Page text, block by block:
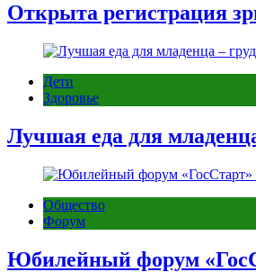
Открыта регистрация
Дети
Здоровье
Лучшая еда для
Общество
Форум
Юбилейный форум